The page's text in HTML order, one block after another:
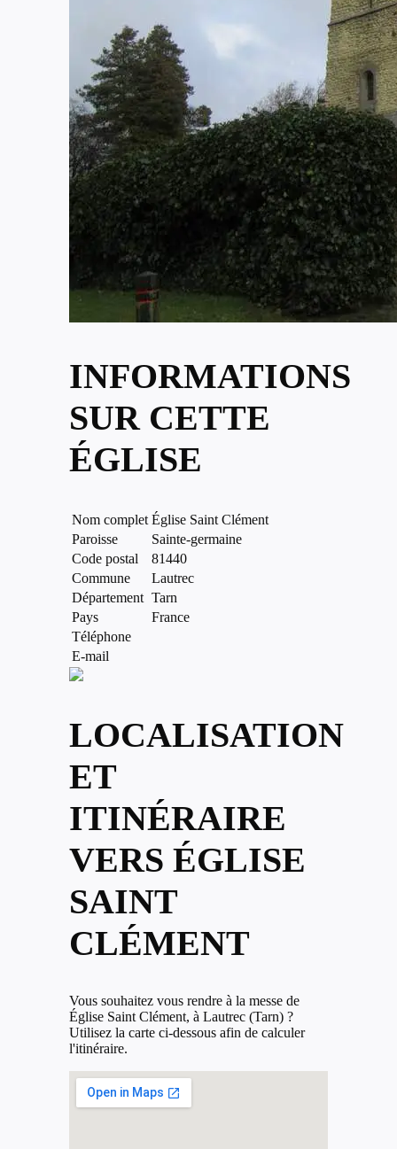
INFORMATIONS
SUR CETTE
ÉGLISE
Nom complet Église Saint Clément
Paroisse
Sainte-germaine
Code postal
81440
Commune
Lautrec
Département Tarn
Pays
France
Téléphone
E-mail
LOCALISATION
ET
ITINÉRAIRE
VERS ÉGLISE
SAINT
CLÉMENT
Vous souhaitez vous rendre à la messe de
Église Saint Clément, à Lautrec (Tarn) ?
Utilisez la carte ci-dessous afin de calculer
l'itinéraire.